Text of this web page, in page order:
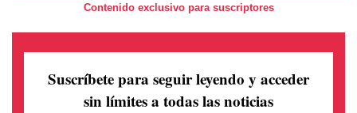
Contenido exclusivo para suscriptores
Suscríbete para seguir leyendo y acceder
sin límites a todas las noticias